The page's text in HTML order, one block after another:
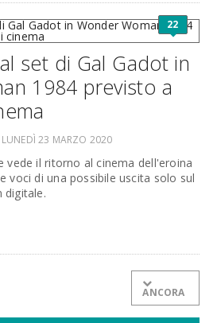
22
set di Gal Gadot in
1984 previsto a
LUNEDÌ 23 MARZO 2020
vede il ritorno al cinema dell'eroina
voci di una possibile uscita solo sul
digitale.
ANCORA